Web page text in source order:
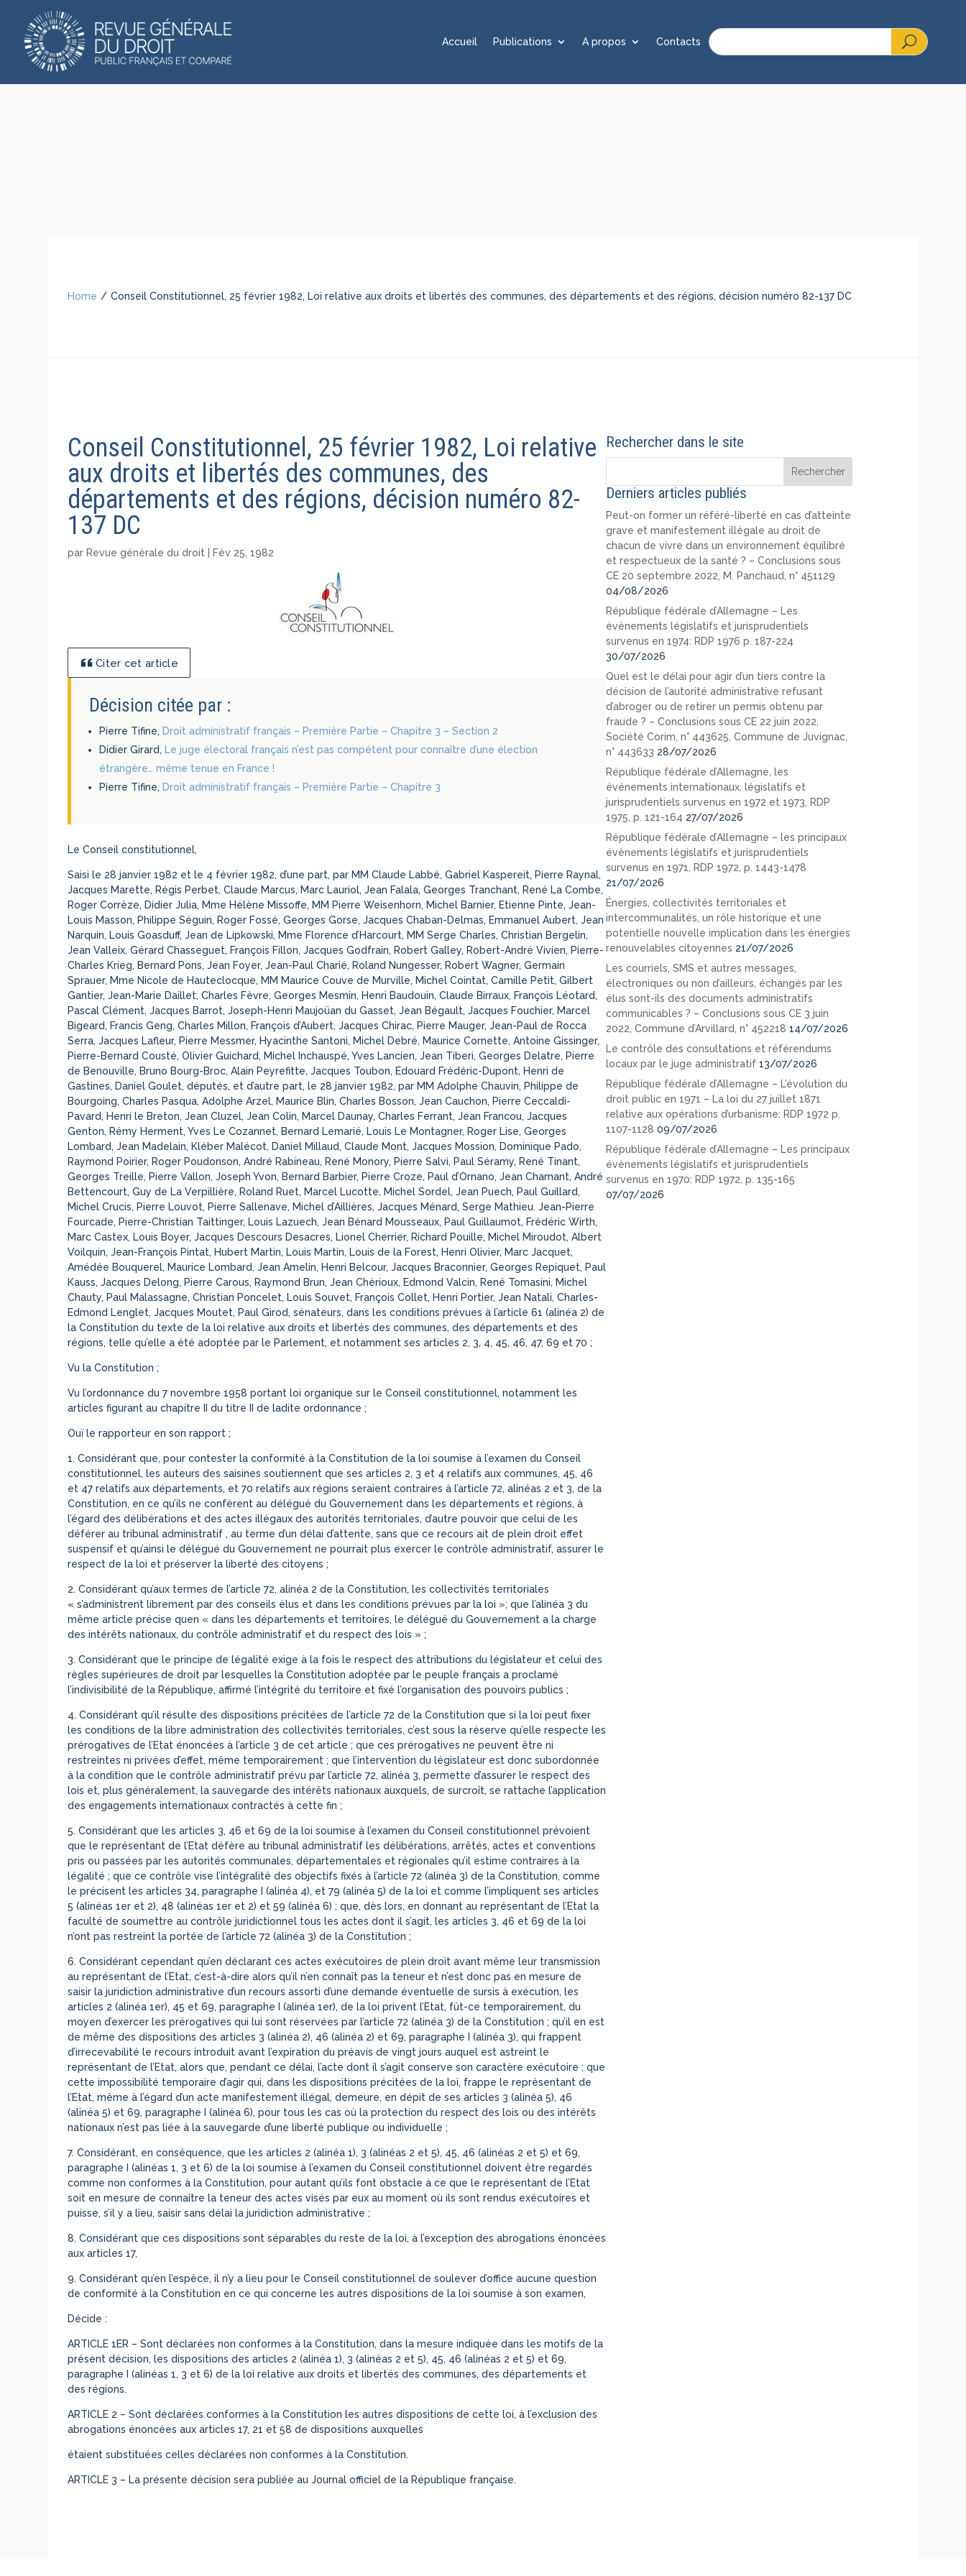
Accueil Publications A propos Contacts
Home / Conseil Constitutionnel, 25 février 1982, Loi relative aux droits et libertés des communes, des départements et des régions, décision numéro 82-137 DC
Conseil Constitutionnel, 25 février 1982, Loi relative
aux droits et libertés des communes, des
départements et des régions, décision numéro 82-
137 DC
par Revue générale du droit Fév 25, 1982
Citer cet article
Décision citée par :
Pierre Tifine, Droit administratif français – Première Partie – Chapitre 3 – Section 2
Didier Girard, Le juge électoral français n’est pas compétent pour connaître d’une élection
étrangère… même tenue en France !
Pierre Tifine, Droit administratif français – Première Partie – Chapitre 3
Le Conseil constitutionnel,
Saisi le 28 janvier 1982 et le 4 février 1982, d’une part, par MM Claude Labbé, Gabriel Kaspereit, Pierre Raynal,
Jacques Marette, Régis Perbet, Claude Marcus, Marc Lauriol, Jean Falala, Georges Tranchant, René La Combe,
Roger Corrèze, Didier Julia, Mme Hélène Missoffe, MM Pierre Weisenhorn, Michel Barnier, Etienne Pinte, Jean-
Louis Masson, Philippe Séguin, Roger Fossé, Georges Gorse, Jacques Chaban-Delmas, Emmanuel Aubert, Jean
Narquin, Louis Goasduff, Jean de Lipkowski, Mme Florence d’Harcourt, MM Serge Charles, Christian Bergelin,
Jean Valleix, Gérard Chasseguet, François Fillon, Jacques Godfrain, Robert Galley, Robert-André Vivien, Pierre-
Charles Krieg, Bernard Pons, Jean Foyer, Jean-Paul Charié, Roland Nungesser, Robert Wagner, Germain
Sprauer, Mme Nicole de Hauteclocque, MM Maurice Couve de Murville, Michel Cointat, Camille Petit, Gilbert
Gantier, Jean-Marie Daillet, Charles Fèvre, Georges Mesmin, Henri Baudouin, Claude Birraux, François Léotard,
Pascal Clément, Jacques Barrot, Joseph-Henri Maujoüan du Gasset, Jean Bégault, Jacques Fouchier, Marcel
Bigeard, Francis Geng, Charles Millon, François d’Aubert, Jacques Chirac, Pierre Mauger, Jean-Paul de Rocca
Serra, Jacques Lafleur, Pierre Messmer, Hyacinthe Santoni, Michel Debré, Maurice Cornette, Antoine Gissinger,
Pierre-Bernard Cousté, Olivier Guichard, Michel Inchauspé, Yves Lancien, Jean Tiberi, Georges Delatre, Pierre
de Benouville, Bruno Bourg-Broc, Alain Peyrefitte, Jacques Toubon, Edouard Frédéric-Dupont, Henri de
Gastines, Daniel Goulet, députés, et d’autre part, le 28 janvier 1982, par MM Adolphe Chauvin, Philippe de
Bourgoing, Charles Pasqua, Adolphe Arzel, Maurice Blin, Charles Bosson, Jean Cauchon, Pierre Ceccaldi-
Pavard, Henri le Breton, Jean Cluzel, Jean Colin, Marcel Daunay, Charles Ferrant, Jean Francou, Jacques
Genton, Rémy Herment, Yves Le Cozannet, Bernard Lemarié, Louis Le Montagner, Roger Lise, Georges
Lombard, Jean Madelain, Kléber Malécot, Daniel Millaud, Claude Mont, Jacques Mossion, Dominique Pado,
Raymond Poirier, Roger Poudonson, André Rabineau, René Monory, Pierre Salvi, Paul Séramy, René Tinant,
Georges Treille, Pierre Vallon, Joseph Yvon, Bernard Barbier, Pierre Croze, Paul d’Ornano, Jean Chamant, André
Bettencourt, Guy de La Verpillière, Roland Ruet, Marcel Lucotte, Michel Sordel, Jean Puech, Paul Guillard,
Michel Crucis, Pierre Louvot, Pierre Sallenave, Michel d’Aillières, Jacques Ménard, Serge Mathieu. Jean-Pierre
Fourcade, Pierre-Christian Taittinger, Louis Lazuech, Jean Bénard Mousseaux, Paul Guillaumot, Frédéric Wirth,
Marc Castex, Louis Boyer, Jacques Descours Desacres, Lionel Cherrier, Richard Pouille, Michel Miroudot, Albert
Voilquin, Jean-François Pintat, Hubert Martin, Louis Martin, Louis de la Forest, Henri Olivier, Marc Jacquet,
Amédée Bouquerel, Maurice Lombard, Jean Amelin, Henri Belcour, Jacques Braconnier, Georges Repiquet, Paul
Kauss, Jacques Delong, Pierre Carous, Raymond Brun, Jean Chérioux, Edmond Valcin, René Tomasini, Michel
Chauty, Paul Malassagne, Christian Poncelet, Louis Souvet, François Collet, Henri Portier, Jean Natali, Charles-
Edmond Lenglet, Jacques Moutet, Paul Girod, sénateurs, dans les conditions prévues à l’article 61 (alinéa 2) de
la Constitution du texte de la loi relative aux droits et libertés des communes, des départements et des
régions, telle qu’elle a été adoptée par le Parlement, et notamment ses articles 2, 3, 4, 45, 46, 47, 69 et 70 ;
Vu la Constitution ;
Vu l’ordonnance du 7 novembre 1958 portant loi organique sur le Conseil constitutionnel, notamment les
articles figurant au chapitre II du titre II de ladite ordonnance ;
Ouï le rapporteur en son rapport ;
1. Considérant que, pour contester la conformité à la Constitution de la loi soumise à l’examen du Conseil
constitutionnel, les auteurs des saisines soutiennent que ses articles 2, 3 et 4 relatifs aux communes, 45, 46
et 47 relatifs aux départements, et 70 relatifs aux régions seraient contraires à l’article 72, alinéas 2 et 3, de la
Constitution, en ce qu’ils ne confèrent au délégué du Gouvernement dans les départements et régions, à
l’égard des délibérations et des actes illégaux des autorités territoriales, d’autre pouvoir que celui de les
déférer au tribunal administratif , au terme d’un délai d’attente, sans que ce recours ait de plein droit effet
suspensif et qu’ainsi le délégué du Gouvernement ne pourrait plus exercer le contrôle administratif, assurer le
respect de la loi et préserver la liberté des citoyens ;
2. Considérant qu’aux termes de l’article 72, alinéa 2 de la Constitution, les collectivités territoriales
« s’administrent librement par des conseils élus et dans les conditions prévues par la loi »; que l’alinéa 3 du
même article précise quen « dans les départements et territoires, le délégué du Gouvernement a la charge
des intérêts nationaux, du contrôle administratif et du respect des lois » ;
3. Considérant que le principe de légalité exige à la fois le respect des attributions du législateur et celui des
règles supérieures de droit par lesquelles la Constitution adoptée par le peuple français a proclamé
l’indivisibilité de la République, affirmé l’intégrité du territoire et fixé l’organisation des pouvoirs publics ;
4. Considérant qu’il résulte des dispositions précitées de l’article 72 de la Constitution que si la loi peut fixer
les conditions de la libre administration des collectivités territoriales, c’est sous la réserve qu’elle respecte les
prérogatives de l’Etat énoncées à l’article 3 de cet article ; que ces prérogatives ne peuvent être ni
restreintes ni privées d’effet, même temporairement ; que l’intervention du législateur est donc subordonnée
à la condition que le contrôle administratif prévu par l’article 72, alinéa 3, permette d’assurer le respect des
lois et, plus généralement, la sauvegarde des intérêts nationaux auxquels, de surcroît, se rattache l’application
des engagements internationaux contractés à cette fin ;
5. Considérant que les articles 3, 46 et 69 de la loi soumise à l’examen du Conseil constitutionnel prévoient
que le représentant de l’Etat défère au tribunal administratif les délibérations, arrêtés, actes et conventions
pris ou passées par les autorités communales, départementales et régionales qu’il estime contraires à la
légalité ; que ce contrôle vise l’intégralité des objectifs fixés à l’article 72 (alinéa 3) de la Constitution, comme
le précisent les articles 34, paragraphe I (alinéa 4), et 79 (alinéa 5) de la loi et comme l’impliquent ses articles
5 (alinéas 1er et 2), 48 (alinéas 1er et 2) et 59 (alinéa 6) ; que, dès lors, en donnant au représentant de l’Etat la
faculté de soumettre au contrôle juridictionnel tous les actes dont il s’agit, les articles 3, 46 et 69 de la loi
n’ont pas restreint la portée de l’article 72 (alinéa 3) de la Constitution ;
6. Considérant cependant qu’en déclarant ces actes exécutoires de plein droit avant même leur transmission
au représentant de l’Etat, c’est-à-dire alors qu’il n’en connaît pas la teneur et n’est donc pas en mesure de
saisir la juridiction administrative d’un recours assorti d’une demande éventuelle de sursis à exécution, les
articles 2 (alinéa 1er), 45 et 69, paragraphe I (alinéa 1er), de la loi privent l’Etat, fût-ce temporairement, du
moyen d’exercer les prérogatives qui lui sont réservées par l’article 72 (alinéa 3) de la Constitution ; qu’il en est
de même des dispositions des articles 3 (alinéa 2), 46 (alinéa 2) et 69, paragraphe I (alinéa 3), qui frappent
d’irrecevabilité le recours introduit avant l’expiration du préavis de vingt jours auquel est astreint le
représentant de l’Etat, alors que, pendant ce délai, l’acte dont il s’agit conserve son caractère exécutoire ; que
cette impossibilité temporaire d’agir qui, dans les dispositions précitées de la loi, frappe le représentant de
l’Etat, même à l’égard d’un acte manifestement illégal, demeure, en dépit de ses articles 3 (alinéa 5), 46
(alinéa 5) et 69, paragraphe I (alinéa 6), pour tous les cas où la protection du respect des lois ou des intérêts
nationaux n’est pas liée à la sauvegarde d’une liberté publique ou individuelle ;
7. Considérant, en conséquence, que les articles 2 (alinéa 1), 3 (alinéas 2 et 5), 45, 46 (alinéas 2 et 5) et 69,
paragraphe I (alinéas 1, 3 et 6) de la loi soumise à l’examen du Conseil constitutionnel doivent être regardés
comme non conformes à la Constitution, pour autant qu’ils font obstacle à ce que le représentant de l’Etat
soit en mesure de connaître la teneur des actes visés par eux au moment où ils sont rendus exécutoires et
puisse, s’il y a lieu, saisir sans délai la juridiction administrative ;
8. Considérant que ces dispositions sont séparables du reste de la loi, à l’exception des abrogations énoncées
aux articles 17,
9. Considérant qu’en l’espèce, il n’y a lieu pour le Conseil constitutionnel de soulever d’office aucune question
de conformité à la Constitution en ce qui concerne les autres dispositions de la loi soumise à son examen,
Décide :
ARTICLE 1ER – Sont déclarées non conformes à la Constitution, dans la mesure indiquée dans les motifs de la
présent décision, les dispositions des articles 2 (alinéa 1), 3 (alinéas 2 et 5), 45, 46 (alinéas 2 et 5) et 69,
paragraphe I (alinéas 1, 3 et 6) de la loi relative aux droits et libertés des communes, des départements et
des régions.
ARTICLE 2 – Sont déclarées conformes à la Constitution les autres dispositions de cette loi, à l’exclusion des
abrogations énoncées aux articles 17, 21 et 58 de dispositions auxquelles
étaient substituées celles déclarées non conformes à la Constitution.
ARTICLE 3 – La présente décision sera publiée au Journal officiel de la République française.
Rechercher dans le site
Derniers articles publiés
Peut-on former un référé-liberté en cas d’atteinte
grave et manifestement illégale au droit de
chacun de vivre dans un environnement équilibré
et respectueux de la santé ? – Conclusions sous
CE 20 septembre 2022, M. Panchaud, n° 451129
04/08/2026
République fédérale d’Allemagne – Les
évènements législatifs et jurisprudentiels
survenus en 1974: RDP 1976 p. 187-224
30/07/2026
Quel est le délai pour agir d’un tiers contre la
décision de l’autorité administrative refusant
d’abroger ou de retirer un permis obtenu par
fraude ? – Conclusions sous CE 22 juin 2022,
Société Corim, n° 443625, Commune de Juvignac,
n° 443633 28/07/2026
République fédérale d’Allemagne, les
événements internationaux, législatifs et
jurisprudentiels survenus en 1972 et 1973, RDP
1975, p. 121-164 27/07/2026
République fédérale d’Allemagne – les principaux
évènements législatifs et jurisprudentiels
survenus en 1971, RDP 1972, p. 1443-1478
21/07/2026
Énergies, collectivités territoriales et
intercommunalités, un rôle historique et une
potentielle nouvelle implication dans les énergies
renouvelables citoyennes 21/07/2026
Les courriels, SMS et autres messages,
électroniques ou non d’ailleurs, échangés par les
élus sont-ils des documents administratifs
communicables ? – Conclusions sous CE 3 juin
2022, Commune d’Arvillard, n° 452218 14/07/2026
Le contrôle des consultations et référendums
locaux par le juge administratif 13/07/2026
République fédérale d’Allemagne – L’évolution du
droit public en 1971 – La loi du 27 juillet 1871
relative aux opérations d’urbanisme: RDP 1972 p.
1107-1128 09/07/2026
République fédérale d’Allemagne – Les principaux
évènements législatifs et jurisprudentiels
survenus en 1970: RDP 1972, p. 135-165
07/07/2026